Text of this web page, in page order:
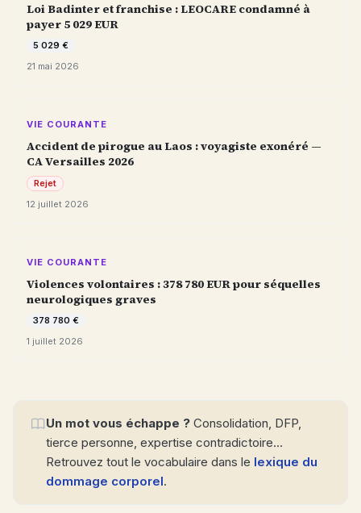
Loi Badinter et franchise : LEOCARE condamné à
payer 5 029 EUR
5 029 €
21 mai 2026
VIE COURANTE
Accident de pirogue au Laos : voyagiste exonéré —
CA Versailles 2026
Rejet
12 juillet 2026
VIE COURANTE
Violences volontaires : 378 780 EUR pour séquelles
neurologiques graves
378 780 €
1 juillet 2026
Un mot vous échappe ? Consolidation, DFP,
tierce personne, expertise contradictoire…
Retrouvez tout le vocabulaire dans le lexique du
dommage corporel.